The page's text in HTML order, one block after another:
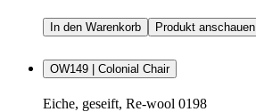
In den Warenkorb Produkt anschauen
OW149 | Colonial Chair
Eiche, geseift, Re-wool 0198